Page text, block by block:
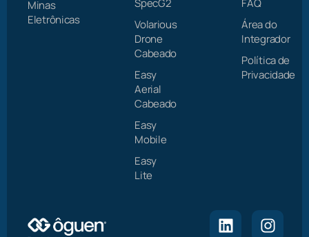
Minas
Eletrônicas
SpecG2
Volarious
Drone
Cabeado
Easy
Aerial
Cabeado
Easy
Mobile
Easy
Lite
FAQ
Área do
Integrador
Política de
Privacidade